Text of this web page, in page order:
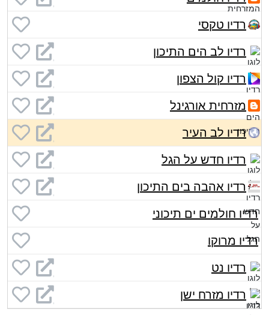
רדיו טקסי
רדיו לב הים התיכון
רדיו קול הצפון
מזרחית אורגינל
רדיו לב העיר
רדיו חדש על הגל
רדיו אהבה בים התיכון
רדיו חולמים ים תיכוני
רדיו מרוקו
רדיו נט
רדיו מזרח ישן